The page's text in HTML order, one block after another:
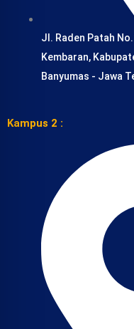
Jl. Raden Patah
Kembaran,
Banyumas - Jawa
Kampus 2 :